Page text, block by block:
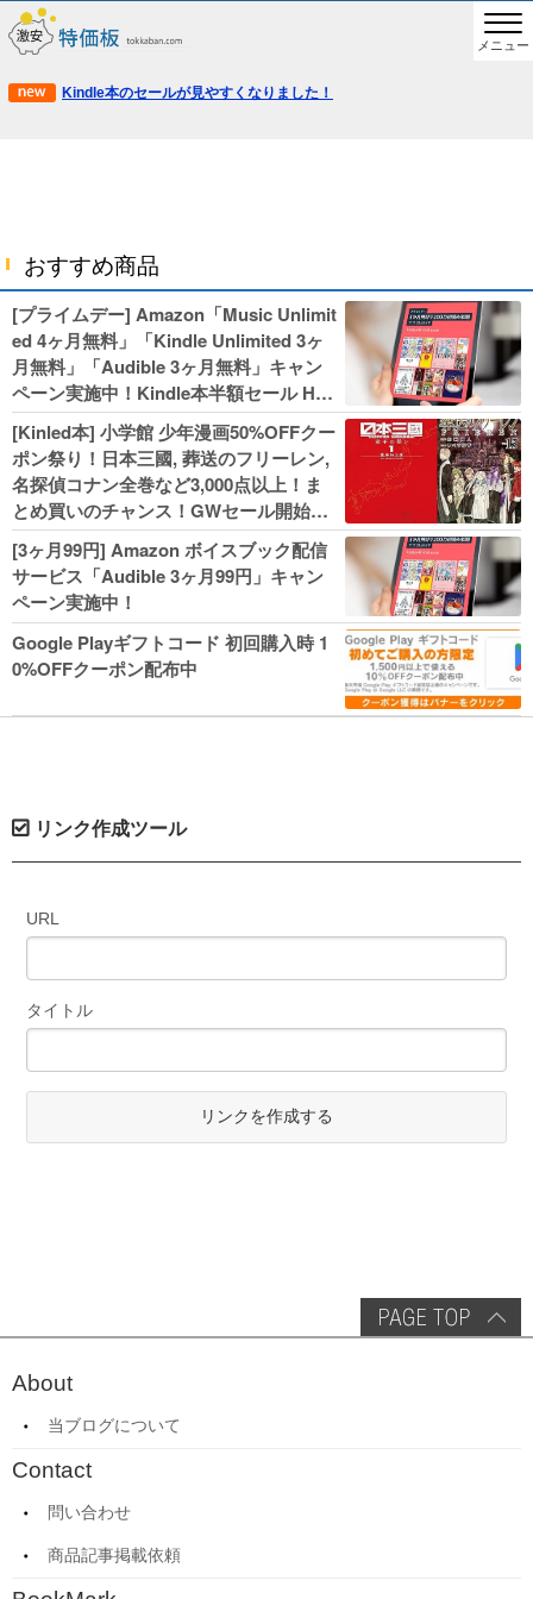
メニュー
Kindle本のセールが見やすくなりました！
おすすめ商品
[プライムデー] Amazon「Music Unlimit
ed 4ヶ月無料」「Kindle Unlimited 3ヶ
月無料」「Audible 3ヶ月無料」キャン
ペーン実施中！Kindle本半額セール HU
NTER×HUNTERなど集英社、無職転生,
幼女戦記などKADOKAWA、キャプテン
翼100円セールも！
[Kinled本] 小学館 少年漫画50%OFFクー
ポン祭り！日本三國, 葬送のフリーレン,
名探偵コナン全巻など3,000点以上！ま
とめ買いのチャンス！GWセール開始！
人気コミック多数 カドカワ祭やIT関連本
がセールに！
[3ヶ月99円] Amazon ボイスブック配信
サービス「Audible 3ヶ月99円」キャン
ペーン実施中！
Google Playギフトコード 初回購入時 1
0%OFFクーポン配布中
リンク作成ツール
URL
タイトル
リンクを作成する
About
当ブログについて
Contact
問い合わせ
商品記事掲載依頼